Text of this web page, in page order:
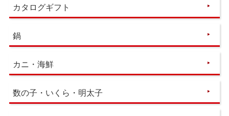
カタログギフト
鍋
カニ・海鮮
数の子・いくら・明太子